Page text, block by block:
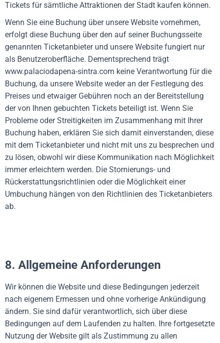
Tickets für sämtliche Attraktionen der Stadt kaufen können.
Wenn Sie eine Buchung über unsere Website vornehmen,
erfolgt diese Buchung über den auf seiner Buchungsseite
genannten Ticketanbieter und unsere Website fungiert nur
als Benutzeroberfläche. Dementsprechend trägt
www.palaciodapena-sintra.com keine Verantwortung für die
Buchung, da unsere Website weder an der Festlegung des
Preises und etwaiger Gebühren noch an der Bereitstellung
der von Ihnen gebuchten Tickets beteiligt ist. Wenn Sie
Probleme oder Streitigkeiten im Zusammenhang mit Ihrer
Buchung haben, erklären Sie sich damit einverstanden, diese
mit dem Ticketanbieter und nicht mit uns zu besprechen und
zu lösen, obwohl wir diese Kommunikation nach Möglichkeit
immer erleichtern werden. Die Stornierungs- und
Rückerstattungsrichtlinien oder die Möglichkeit einer
Umbuchung hängen von den Richtlinien des Ticketanbieters
ab.
8. Allgemeine Anforderungen
Wir können die Website und diese Bedingungen jederzeit
nach eigenem Ermessen und ohne vorherige Ankündigung
ändern. Sie sind dafür verantwortlich, sich über diese
Bedingungen auf dem Laufenden zu halten. Ihre fortgesetzte
Nutzung der Website gilt als Zustimmung zu allen